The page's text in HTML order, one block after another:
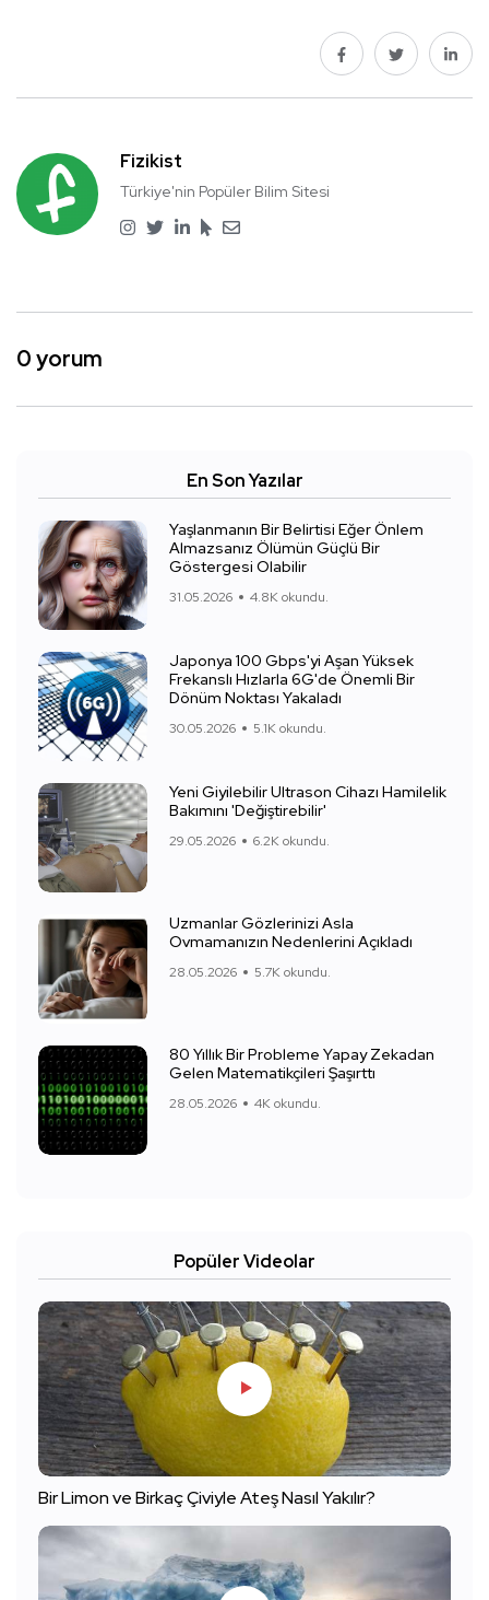
Fizikist
Türkiye'nin Popüler Bilim Sitesi
0 yorum
En Son Yazılar
Yaşlanmanın Bir Belirtisi Eğer Önlem
Almazsanız Ölümün Güçlü Bir
Göstergesi Olabilir
31.05.2026 4.8K okundu.
Japonya 100 Gbps'yi Aşan Yüksek
Frekanslı Hızlarla 6G'de Önemli Bir
Dönüm Noktası Yakaladı
30.05.2026 5.1K okundu.
Yeni Giyilebilir Ultrason Cihazı Hamilelik
Bakımını 'Değiştirebilir'
29.05.2026 6.2K okundu.
Uzmanlar Gözlerinizi Asla
Ovmamanızın Nedenlerini Açıkladı
28.05.2026 5.7K okundu.
80 Yıllık Bir Probleme Yapay Zekadan
Gelen Matematikçileri Şaşırttı
28.05.2026 4K okundu.
Popüler Videolar
Bir Limon ve Birkaç Çiviyle Ateş Nasıl Yakılır?